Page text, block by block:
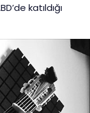
katıldığı